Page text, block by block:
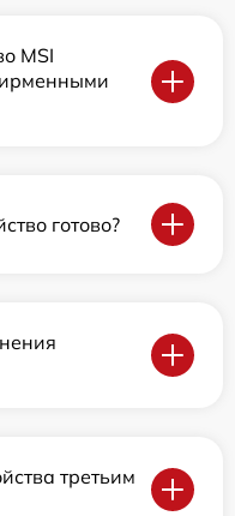
MSI
готово?
третьим